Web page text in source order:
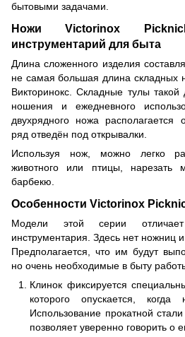
бытовыми задачами.
Ножи Victorinox
инструментарий для быта
Длина сложенного изделия
не самая большая длина складных
Викторинокс. Складные тулы
ношения и ежедневного
двухрядного ножа располагается
ряд отведён под открывалки.
Используя нож, можно легко
животного или птицы,
барбекю.
Особенности Victorinox
Модели этой серии
инструментария. Здесь нет ножниц
Предполагается, что им будут
но очень необходимые в быту
Клинок фиксируется
которого опускается, когда
Использование прокатной
позволяет уверенно говорить о